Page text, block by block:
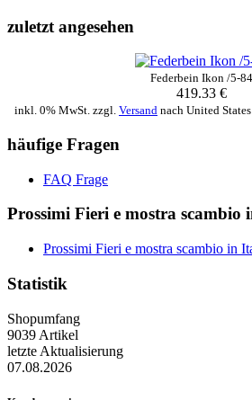
zuletzt angesehen
Federbein Ikon /5-84
419.33 €
inkl. 0% MwSt. zzgl. Versand nach United States
häufige Fragen
FAQ Frage
Prossimi Fieri e mostra scambio
Prossimi Fieri e mostra scambio in
Statistik
Shopumfang
9039 Artikel
letzte Aktualisierung
07.08.2026